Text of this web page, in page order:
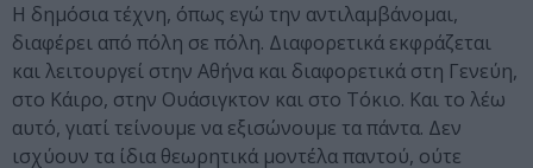
Η δημόσια τέχνη, όπως εγώ την αντιλαμβάνομαι,
διαφέρει από πόλη σε πόλη. Διαφορετικά εκφράζεται
και λειτουργεί στην Αθήνα και διαφορετικά στη Γενεύη,
στο Κάιρο, στην Ουάσιγκτον και στο Τόκιο. Και το λέω
αυτό, γιατί τείνουμε να εξισώνουμε τα πάντα. Δεν
ισχύουν τα ίδια θεωρητικά μοντέλα παντού, ούτε